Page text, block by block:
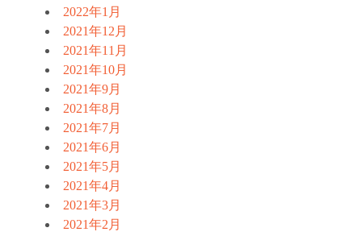
2022年1月
2021年12月
2021年11月
2021年10月
2021年9月
2021年8月
2021年7月
2021年6月
2021年5月
2021年4月
2021年3月
2021年2月